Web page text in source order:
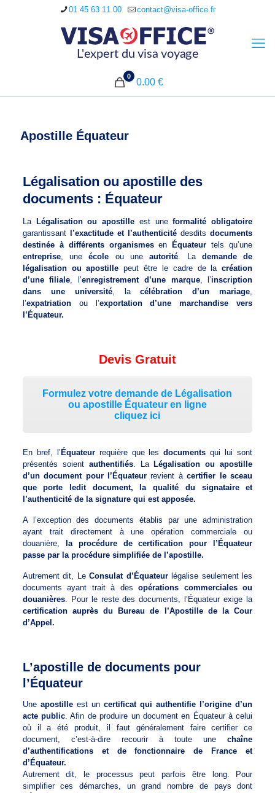
01 45 63 11 00 contact@visa-office.fr
0
0.00 €
Apostille Équateur
Légalisation ou apostille des
documents : Équateur
La Légalisation ou apostille est uneformalité obligatoire
garantissant
l’exactitude et l’authenticité desditsdocuments
destinée à différents organismesen Équateur tels qu’une
entreprise, uneécole ou uneautorité . La demande de
légalisation ou apostille peut être le cadre de lacréation
d’une filiale , l’enregistrement d’une marque, l’inscription
dans une université, lacélébration d’un mariage
l’expatriationou l’exportation d’une marchandise vers
l’Équateur.
Devis Gratuit
Formulez votre demande de Légalisation
ou apostille Équateur en ligne
cliquez ici
En bref, l’ Équateurrequière que lesdocumentsqui lui sont
présentés soient authentifiés. La Légalisation ou apostille
d’un document pour l’Équateur revient àcertifier le sceau
que porte ledit document, la qualité du signataire et
l’authenticité de la signature qui est apposée.
A l’exception des documents établis par une administration
ayant trait directement à une opération commerciale ou
douanière,
la procédure de certification pour l’Équateur
passe par la procédure simplifiée de l’apostille.
Autrement dit, LeConsulat d’Équateurlégalise seulement les
documents ayant trait à desopérations commerciales ou
douanières. Pour le reste des documents, l’Équateur exige la
certification auprès du Bureau de l’Apostille de la Cour
d’Appel.
L’apostille de documents pour
l’Équateur
Une apostilleest un certificat qui authentifie l’origine d’un
acte public . Afin de produire un document en Équateur à celui
où il a été produit, il faut généralement faire certifier ce
document, c’est-à-dire recourir à toute unechaîne
d’authentifications et de fonctionnaire de France et
d’Équateur.
Autrement dit, le processus peut parfois être long. Pour
simplifier ces démarches, un grand nombre de pays dont